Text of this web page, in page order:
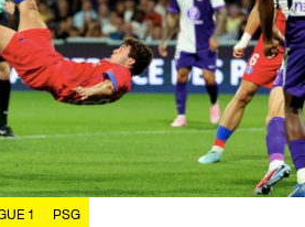
1 PSG